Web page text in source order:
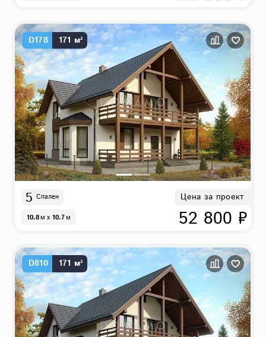
D178 171 м²
5 Спален
10.8м x 10.7м
Цена за проект
52 800 ₽
D810 171 м²